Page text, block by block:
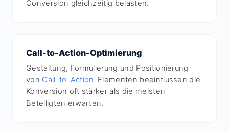
Conversion gleichzeitig belasten.
Call-to-Action-Optimierung
Gestaltung, Formulierung und Positionierung
von Call-to-Action-Elementen beeinflussen die
Konversion oft stärker als die meisten
Beteiligten erwarten.